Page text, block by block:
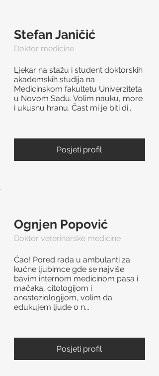
Ljekar na stažu i student doktorskih
akademskih studija na
Medicinskom fakultetu Univerziteta
u Novom Sadu. Volim nauku, more
i ukusnu hranu. Čast mi je biti di...
Stefan Janičić
Posjeti profil
Doktor medicine
Ćao! Pored rada u ambulanti za
kućne ljubimce gde se najviše
bavim internom medicinom pasa i
mačaka, citologijom i
anesteziologijom, volim da
edukujem ljude o n...
Ognjen Popović
Posjeti profil
Doktor veterinarske medicine